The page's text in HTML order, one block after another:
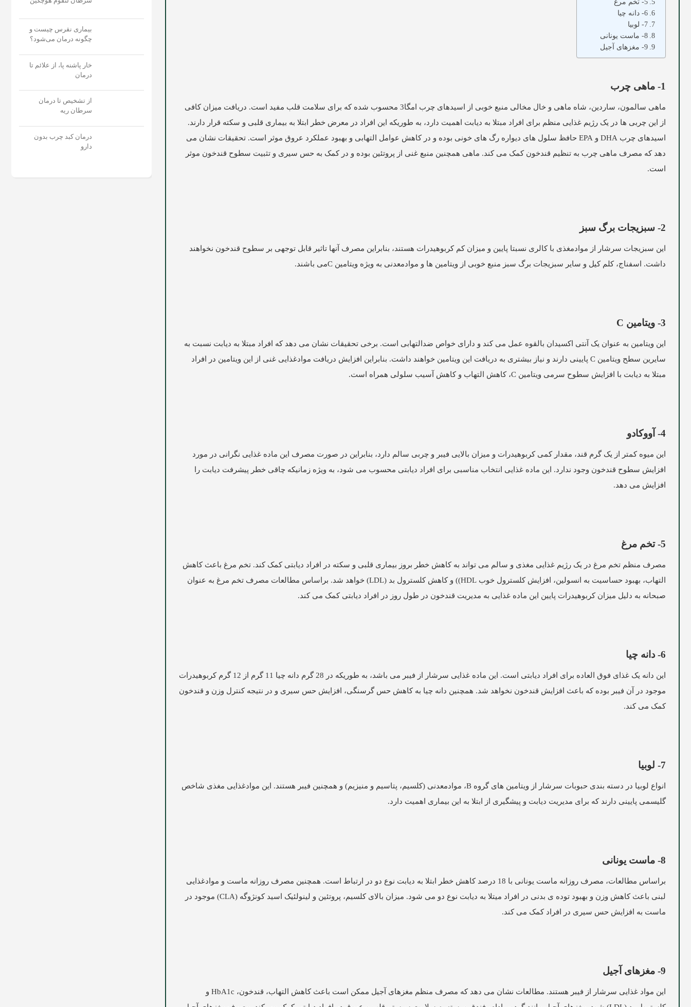
6- دانه چیا
7- لوبیا
8- ماست یونانی
9- مغزهای آجیل
1- ماهی چرب
ماهی سالمون، ساردین، شاه ماهی و خال مخالی منبع خوبی از اسیدهای چرب امگا3 محسوب شده که برای سلامت قلب مفید است. دریافت میزان کافی
از این چربی ها در یک رژیم غذایی منظم برای افراد مبتلا به دیابت اهمیت دارد، به طوریکه این افراد در معرض خطر ابتلا به بیماری قلبی و سکته قرار دارند.
اسیدهای چرب DHA و EPA حافظ سلول های دیواره رگ های خونی بوده و در کاهش عوامل التهابی و بهبود عملکرد عروق موثر است. تحقیقات نشان می
دهد که مصرف ماهی چرب به تنظیم قندخون کمک می کند. ماهی همچنین منبع غنی از پروتئین بوده و در کمک به حس سیری و تثبیت سطوح قندخون موثر
است.
2- سبزیجات برگ سبز
این سبزیجات سرشار از موادمغذی با کالری نسبتا پایین و میزان کم کربوهیدرات هستند، بنابراین مصرف آنها تاثیر قابل توجهی بر سطوح قندخون نخواهند
داشت. اسفناج، کلم کیل و سایر سبزیجات برگ سبز منبع خوبی از ویتامین ها و موادمعدنی به ویژه ویتامین Cمی باشند.
3- ویتامین C
این ویتامین به عنوان یک آنتی اکسیدان بالقوه عمل می کند و دارای خواص ضدالتهابی است. برخی تحقیقات نشان می دهد که افراد مبتلا به دیابت نسبت به
سایرین سطح ویتامین C پایینی دارند و نیاز بیشتری به دریافت این ویتامین خواهند داشت. بنابراین افزایش دریافت موادغذایی غنی از این ویتامین در افراد
مبتلا به دیابت با افزایش سطوح سرمی ویتامین C، کاهش التهاب و کاهش آسیب سلولی همراه است.
4- آووکادو
این میوه کمتر از یک گرم قند، مقدار کمی کربوهیدرات و میزان بالایی فیبر و چربی سالم دارد، بنابراین در صورت مصرف این ماده غذایی نگرانی در مورد
افزایش سطوح قندخون وجود ندارد. این ماده غذایی انتخاب مناسبی برای افراد دیابتی محسوب می شود، به ویژه زمانیکه چاقی خطر پیشرفت دیابت را
افزایش می دهد.
5- تخم مرغ
مصرف منظم تخم مرغ در یک رژیم غذایی مغذی و سالم می تواند به کاهش خطر بروز بیماری قلبی و سکته در افراد دیابتی کمک کند. تخم مرغ باعث کاهش
التهاب، بهبود حساسیت به انسولین، افزایش کلسترول خوب HDL)) و کاهش کلسترول بد (LDL) خواهد شد. براساس مطالعات مصرف تخم مرغ به عنوان
صبحانه به دلیل میزان کربوهیدرات پایین این ماده غذایی به مدیریت قندخون در طول روز در افراد دیابتی کمک می کند.
6- دانه چیا
این دانه یک غذای فوق العاده برای افراد دیابتی است. این ماده غذایی سرشار از فیبر می باشد، به طوریکه در 28 گرم دانه چیا 11 گرم از 12 گرم کربوهیدرات
موجود در آن فیبر بوده که باعث افزایش قندخون نخواهد شد. همچنین دانه چیا به کاهش حس گرسنگی، افزایش حس سیری و در نتیجه کنترل وزن و قندخون
کمک می کند.
7- لوبیا
انواع لوبیا در دسته بندی حبوبات سرشار از ویتامین های گروه B، موادمعدنی (کلسیم، پتاسیم و منیزیم) و همچنین فیبر هستند. این موادغذایی مغذی شاخص
گلیسمی پایینی دارند که برای مدیریت دیابت و پیشگیری از ابتلا به این بیماری اهمیت دارد.
8- ماست یونانی
براساس مطالعات، مصرف روزانه ماست یونانی با 18 درصد کاهش خطر ابتلا به دیابت نوع دو در ارتباط است. همچنین مصرف روزانه ماست و موادغذایی
لبنی باعث کاهش وزن و بهبود توده ی بدنی در افراد میتلا به دیابت نوع دو می شود. میزان بالای کلسیم، پروتئین و لینولئیک اسید کونژوگه (CLA) موجود در
ماست به افزایش حس سیری در افراد کمک می کند.
9- مغزهای آجیل
این مواد غذایی سرشار از فیبر هستند. مطالعات نشان می دهد که مصرف منظم مغزهای آجیل ممکن است باعث کاهش التهاب، قندخون، HbA1c و
بیماری نقرس چیست و
چگونه درمان می‌شود؟
خار پاشنه پا، از علائم تا
درمان
از تشخیص تا درمان
سرطان ریه
درمان کبد چرب بدون
دارو